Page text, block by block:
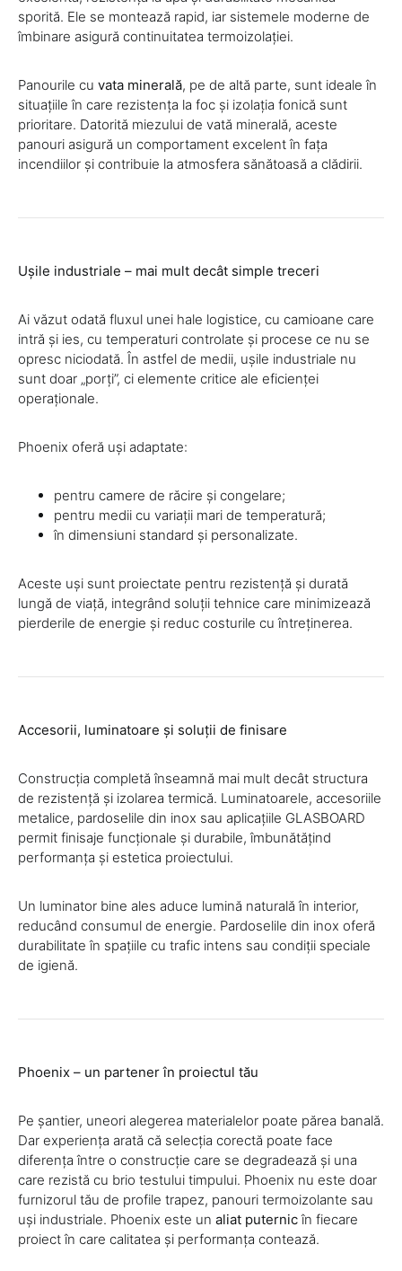
sporită. Ele se montează rapid, iar sistemele moderne de
îmbinare asigură continuitatea termoizolației.
Panourile cu vata minerală, pe de altă parte, sunt ideale în
situațiile în care rezistența la foc și izolația fonică sunt
prioritare. Datorită miezului de vată minerală, aceste
panouri asigură un comportament excelent în fața
incendiilor și contribuie la atmosfera sănătoasă a clădirii.
Ușile industriale – mai mult decât simple treceri
Ai văzut odată fluxul unei hale logistice, cu camioane care
intră și ies, cu temperaturi controlate și procese ce nu se
opresc niciodată. În astfel de medii, ușile industriale nu
sunt doar „porți”, ci elemente critice ale eficienței
operaționale.
Phoenix oferă uși adaptate:
pentru camere de răcire și congelare;
pentru medii cu variații mari de temperatură;
în dimensiuni standard și personalizate.
Aceste uși sunt proiectate pentru rezistență și durată
lungă de viață, integrând soluții tehnice care minimizează
pierderile de energie și reduc costurile cu întreținerea.
Accesorii, luminatoare și soluții de finisare
Construcția completă înseamnă mai mult decât structura
de rezistență și izolarea termică. Luminatoarele, accesoriile
metalice, pardoselile din inox sau aplicațiile GLASBOARD
permit finisaje funcționale și durabile, îmbunătățind
performanța și estetica proiectului.
Un luminator bine ales aduce lumină naturală în interior,
reducând consumul de energie. Pardoselile din inox oferă
durabilitate în spațiile cu trafic intens sau condiții speciale
de igienă.
Phoenix – un partener în proiectul tău
Pe șantier, uneori alegerea materialelor poate părea banală.
Dar experiența arată că selecția corectă poate face
diferența între o construcție care se degradează și una
care rezistă cu brio testului timpului. Phoenix nu este doar
furnizorul tău de profile trapez, panouri termoizolante sau
uși industriale. Phoenix este un aliat puternicîn fiecare
proiect în care calitatea și performanța contează.